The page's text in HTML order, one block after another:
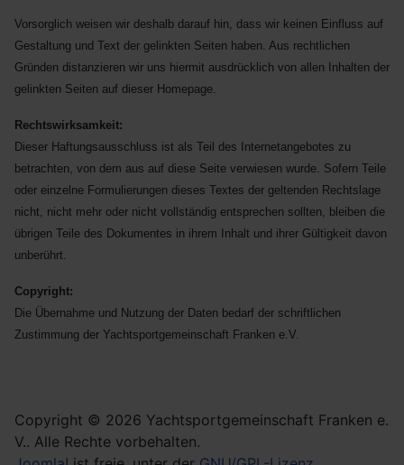
Vorsorglich weisen wir deshalb darauf hin, dass wir keinen Einfluss auf
Gestaltung und Text der gelinkten Seiten haben. Aus rechtlichen
Gründen distanzieren wir uns hiermit ausdrücklich von allen Inhalten der
gelinkten Seiten auf dieser Homepage.
Rechtswirksamkeit:
Dieser Haftungsausschluss ist als Teil des Internetangebotes zu
betrachten, von dem aus auf diese Seite verwiesen wurde. Sofern Teile
oder einzelne Formulierungen dieses Textes der geltenden Rechtslage
nicht, nicht mehr oder nicht vollständig entsprechen sollten, bleiben die
übrigen Teile des Dokumentes in ihrem Inhalt und ihrer Gültigkeit davon
unberührt.
Copyright:
Die Übernahme und Nutzung der Daten bedarf der schriftlichen
Zustimmung der Yachtsportgemeinschaft Franken e.V.
Copyright © 2026 Yachtsportgemeinschaft Franken e.
V.. Alle Rechte vorbehalten.